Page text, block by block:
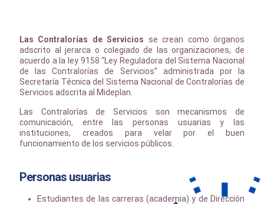
Las Contralorías de Servicios se crean como órganos
adscrito al jerarca o colegiado de las organizaciones, de
acuerdo a la ley 9158 “Ley Reguladora del Sistema Nacional
de las Contralorías de Servicios” administrada por la
Secretaría Técnica del Sistema Nacional de Contralorías de
Servicios adscrita al Mideplan.
Las Contralorías de Servicios son mecanismos de
comunicación, entre las personas usuarias y las
instituciones, creados para velar por el buen
funcionamiento de los servicios públicos.
Personas usuarias
Estudiantes de las carreras (academia) y de Dirección